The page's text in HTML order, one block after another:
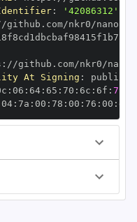
Identifier:
'42086312'
github.com/nkr0/
:
At Signing :
: 06 : 64: 65 : 70 : 6c : 6f : 79
04: 7a : 00 : 78 : 00 : 76 : 00 : dd